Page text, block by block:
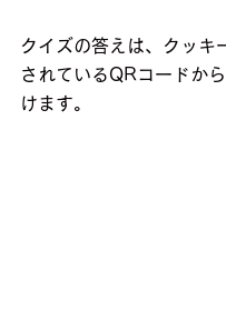
クイズの答えは、クッキ
されているQRコードか
けます。